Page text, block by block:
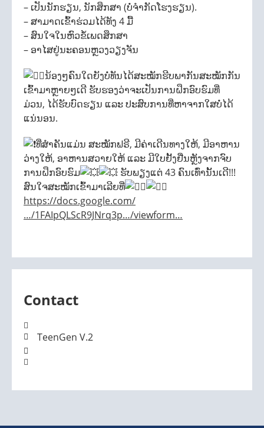
– ເປັນນັກຮຽນ, ນັກສຶກສາ (ບໍ່ຈໍາກັດໂຮງຮຽນ).
– ສາມາດເຂົ້າຮ່ວມໄດ້ທັງ 4 ມື້
– ສົນໃຈໃນຫົວຂໍ້ເພດສຶກສາ
– ອາໄສຢູ່ນະຄອນຫຼວງວຽງຈັນ
ນ້ອງໆຄົນໃດຍັງບໍ່ທັນໄດ້ສະໝັກຮີບພາກັນສະໝັກກັນ
ເຂົ້າມາຫຼາຍໆເດີ ຮັບຮອງວ່າຈະເປັນການຝຶກອົບຮົມທີ່
ມ່ວນ, ໄດ້ຮັບບົດຮຽນ ແລະ ປະສົບການທີ່ຫາຈາກໃສບໍ່ໄດ້
ແນ່ນອນ.
ທີ່ສໍາຄັນແມ່ນ ສະໝັກຟຣີ, ມີຄ່າເດີນທາງໃຫ້, ມີອາຫານ
ວ່າງໃຫ້, ອາຫານສວາຍໃຫ້ ແລະ ມີໃບຢັ້ງຢື່ນຫຼັງຈາກຈົບ
ການຝຶກອົບຮົມ
ຮັບພຽງແຕ່ 43 ຄົນເທົ່ານັ້ນເດີ!!!
ສົນໃຈສະໝັກເຂົ້າມາເລີຍທີ່
https://docs.google.com/
…/1FAIpQLScR9JNrq3p…/viewform…
Contact
TeenGen V.2